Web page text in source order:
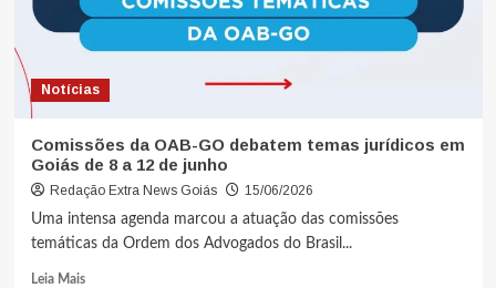
Notícias
Comissões da OAB-GO debatem temas jurídicos em
Goiás de 8 a 12 de junho
Redação Extra News Goiás
15/06/2026
Uma intensa agenda marcou a atuação das comissões
temáticas da Ordem dos Advogados do Brasil...
Leia Mais